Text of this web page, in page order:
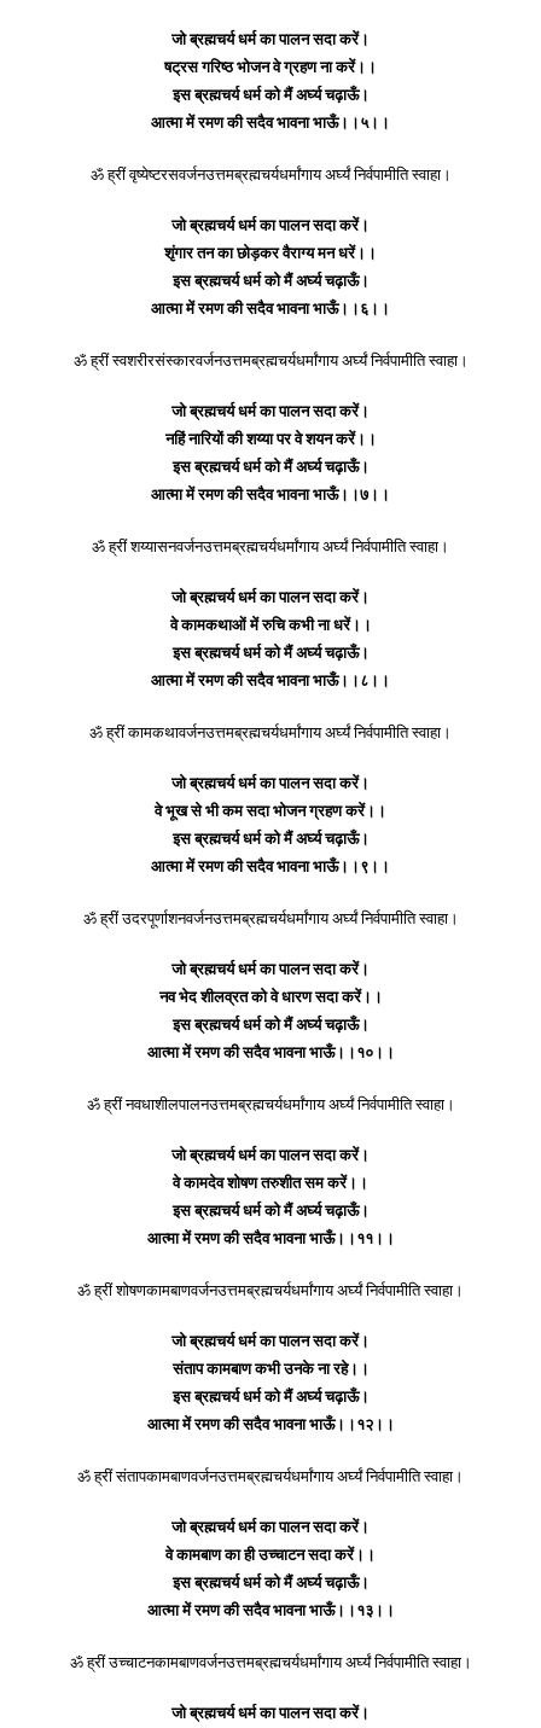
जो ब्रह्मचर्य धर्म का पालन सदा करें।
षट्रस गरिष्ठ भोजन वे ग्रहण ना करें।।
इस ब्रह्मचर्य धर्म को मैं अर्घ्य चढ़ाऊँ।
आत्मा में रमण की सदैव भावना भाऊँ।।५।।
ॐ ह्रीं वृष्येष्टरसवर्जनउत्तमब्रह्मचर्यधर्मांगाय अर्घ्यं निर्वपामीति स्वाहा।
जो ब्रह्मचर्य धर्म का पालन सदा करें।
शृंगार तन का छोड़कर वैराग्य मन धरें।।
इस ब्रह्मचर्य धर्म को मैं अर्घ्य चढ़ाऊँ।
आत्मा में रमण की सदैव भावना भाऊँ।।६।।
ॐ ह्रीं स्वशरीरसंस्कारवर्जनउत्तमब्रह्मचर्यधर्मांगाय अर्घ्यं निर्वपामीति स्वाहा।
जो ब्रह्मचर्य धर्म का पालन सदा करें।
नहिं नारियों की शय्या पर वे शयन करें।।
इस ब्रह्मचर्य धर्म को मैं अर्घ्य चढ़ाऊँ।
आत्मा में रमण की सदैव भावना भाऊँ।।७।।
ॐ ह्रीं शय्यासनवर्जनउत्तमब्रह्मचर्यधर्मांगाय अर्घ्यं निर्वपामीति स्वाहा।
जो ब्रह्मचर्य धर्म का पालन सदा करें।
वे कामकथाओं में रुचि कभी ना धरें।।
इस ब्रह्मचर्य धर्म को मैं अर्घ्य चढ़ाऊँ।
आत्मा में रमण की सदैव भावना भाऊँ।।८।।
ॐ ह्रीं कामकथावर्जनउत्तमब्रह्मचर्यधर्मांगाय अर्घ्यं निर्वपामीति स्वाहा।
जो ब्रह्मचर्य धर्म का पालन सदा करें।
वे भूख से भी कम सदा भोजन ग्रहण करें।।
इस ब्रह्मचर्य धर्म को मैं अर्घ्य चढ़ाऊँ।
आत्मा में रमण की सदैव भावना भाऊँ।।९।।
ॐ ह्रीं उदरपूर्णाशनवर्जनउत्तमब्रह्मचर्यधर्मांगाय अर्घ्यं निर्वपामीति स्वाहा।
जो ब्रह्मचर्य धर्म का पालन सदा करें।
नव भेद शीलव्रत को वे धारण सदा करें।।
इस ब्रह्मचर्य धर्म को मैं अर्घ्य चढ़ाऊँ।
आत्मा में रमण की सदैव भावना भाऊँ।।१०।।
ॐ ह्रीं नवधाशीलपालनउत्तमब्रह्मचर्यधर्मांगाय अर्घ्यं निर्वपामीति स्वाहा।
जो ब्रह्मचर्य धर्म का पालन सदा करें।
वे कामदेव शोषण तरुशीत सम करें।।
इस ब्रह्मचर्य धर्म को मैं अर्घ्य चढ़ाऊँ।
आत्मा में रमण की सदैव भावना भाऊँ।।११।।
ॐ ह्रीं शोषणकामबाणवर्जनउत्तमब्रह्मचर्यधर्मांगाय अर्घ्यं निर्वपामीति स्वाहा।
जो ब्रह्मचर्य धर्म का पालन सदा करें।
संताप कामबाण कभी उनके ना रहे।।
इस ब्रह्मचर्य धर्म को मैं अर्घ्य चढ़ाऊँ।
आत्मा में रमण की सदैव भावना भाऊँ।।१२।।
ॐ ह्रीं संतापकामबाणवर्जनउत्तमब्रह्मचर्यधर्मांगाय अर्घ्यं निर्वपामीति स्वाहा।
जो ब्रह्मचर्य धर्म का पालन सदा करें।
वे कामबाण का ही उच्चाटन सदा करें।।
इस ब्रह्मचर्य धर्म को मैं अर्घ्य चढ़ाऊँ।
आत्मा में रमण की सदैव भावना भाऊँ।।१३।।
ॐ ह्रीं उच्चाटनकामबाणवर्जनउत्तमब्रह्मचर्यधर्मांगाय अर्घ्यं निर्वपामीति स्वाहा।
जो ब्रह्मचर्य धर्म का पालन सदा करें।